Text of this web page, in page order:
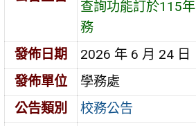
查詢功能訂於115
務
發佈日期
2026 年 6 月 24 日
發佈單位
學務處
公告類別
校務公告